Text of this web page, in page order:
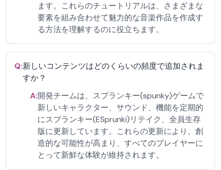
ます。これらのチュートリアルは、さまざまな
要素を組み合わせて魅力的な音楽作品を作成す
る方法を理解するのに役立ちます。
Q:新しいコンテンツはどのくらいの頻度で追加されま
すか？
A:開発チームは、スプランキー(spunky)ゲームで
新しいキャラクター、サウンド、機能を定期的
にスプランキー(ESprunki)リテイク、全員生存
版に更新しています。これらの更新により、創
造的な可能性が高まり、すべてのプレイヤーに
とって新鮮な体験が維持されます。